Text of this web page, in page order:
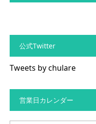
公式Twitter
Tweets by chulare
営業日カレンダー